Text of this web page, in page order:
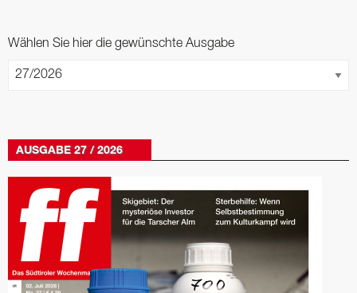
Wählen Sie hier die gewünschte Ausgabe
AUSGABE 27 / 2026